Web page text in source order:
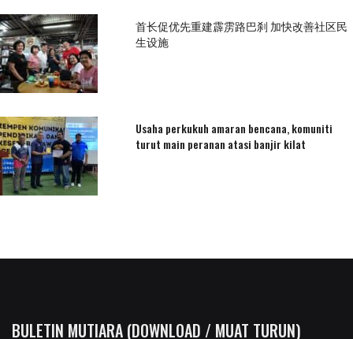
首长促优先重建霹雳路巴刹 加快改善社区民
生设施
Usaha perkukuh amaran bencana, komuniti
turut main peranan atasi banjir kilat
BULETIN MUTIARA (DOWNLOAD / MUAT TURUN)